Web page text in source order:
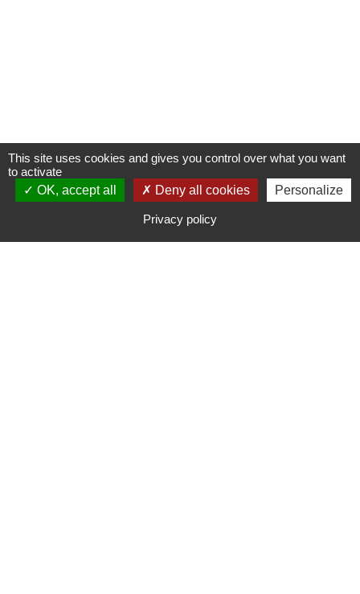
S'INSCRIRE À UNE FORMATION
This site uses cookies and gives you control over what you want
to activate
OK, accept all
Deny all cookies Personalize
Privacy policy